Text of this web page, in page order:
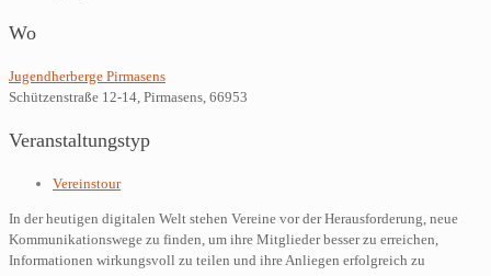
Wo
Jugendherberge Pirmasens
Schützenstraße 12-14, Pirmasens, 66953
Veranstaltungstyp
Vereinstour
In der heutigen digitalen Welt stehen Vereine vor der Herausforderung, neue
Kommunikationswege zu finden, um ihre Mitglieder besser zu erreichen,
Informationen wirkungsvoll zu teilen und ihre Anliegen erfolgreich zu